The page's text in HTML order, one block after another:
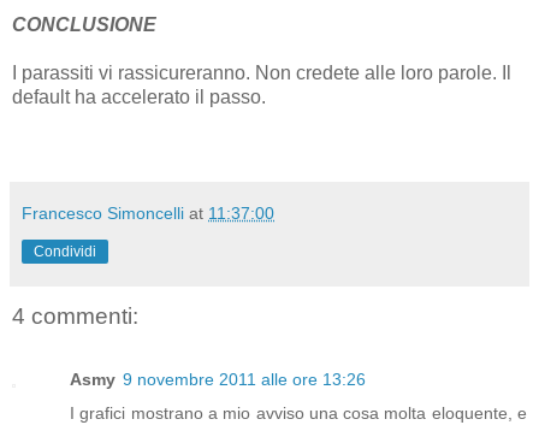
CONCLUSIONE
I parassiti vi rassicureranno. Non credete alle loro parole. Il
default ha accelerato il passo.
Francesco Simoncelli at 11:37:00
Condividi
4 commenti:
Asmy 9 novembre 2011 alle ore 13:26
I grafici mostrano a mio avviso una cosa molta eloquente, e